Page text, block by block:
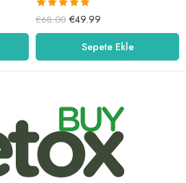
5 üzerinden
5.00oy aldı
€68.00 €49.99
Sepete Ekle